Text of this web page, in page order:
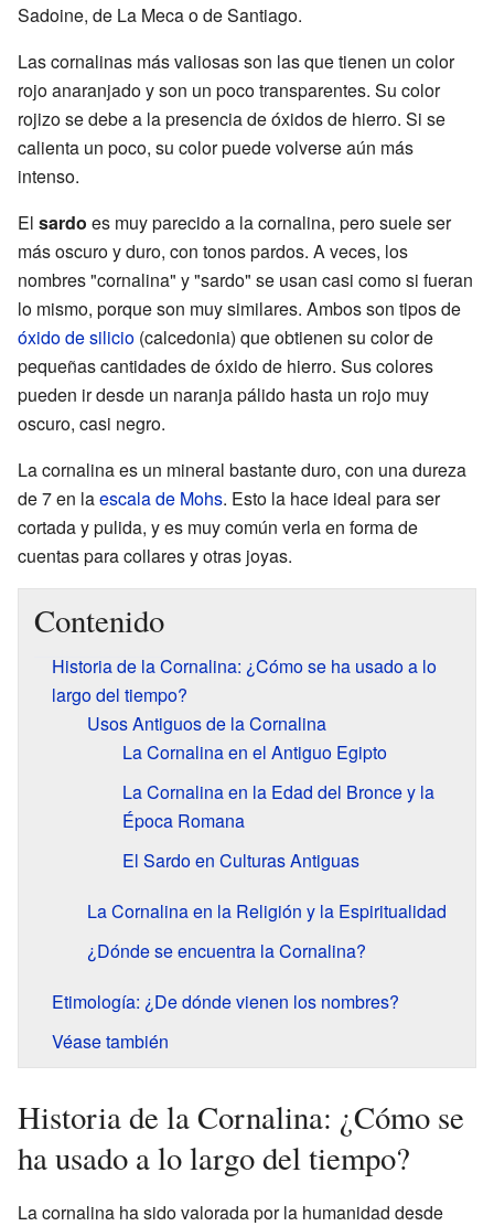
Sadoine, de La Meca o de Santiago.
Las cornalinas más valiosas son las que tienen un color
rojo anaranjado y son un poco transparentes. Su color
rojizo se debe a la presencia de óxidos de hierro. Si se
calienta un poco, su color puede volverse aún más
intenso.
El sardo es muy parecido a la cornalina, pero suele ser
más oscuro y duro, con tonos pardos. A veces, los
nombres "cornalina" y "sardo" se usan casi como si fueran
lo mismo, porque son muy similares. Ambos son tipos de
óxido de silicio (calcedonia) que obtienen su color de
pequeñas cantidades de óxido de hierro. Sus colores
pueden ir desde un naranja pálido hasta un rojo muy
oscuro, casi negro.
La cornalina es un mineral bastante duro, con una dureza
de 7 en laescala de Mohs. Esto la hace ideal para ser
cortada y pulida, y es muy común verla en forma de
cuentas para collares y otras joyas.
Contenido
Historia de la Cornalina: ¿Cómo se ha usado a lo
largo del tiempo?
Usos Antiguos de la Cornalina
La Cornalina en el Antiguo Egipto
La Cornalina en la Edad del Bronce y la
Época Romana
El Sardo en Culturas Antiguas
La Cornalina en la Religión y la Espiritualidad
¿Dónde se encuentra la Cornalina?
Etimología: ¿De dónde vienen los nombres?
Véase también
Historia de la Cornalina: ¿Cómo se
ha usado a lo largo del tiempo?
La cornalina ha sido valorada por la humanidad desde